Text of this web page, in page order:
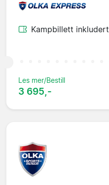
Kampbillett inkludert
Les mer/Bestill
3 695,-